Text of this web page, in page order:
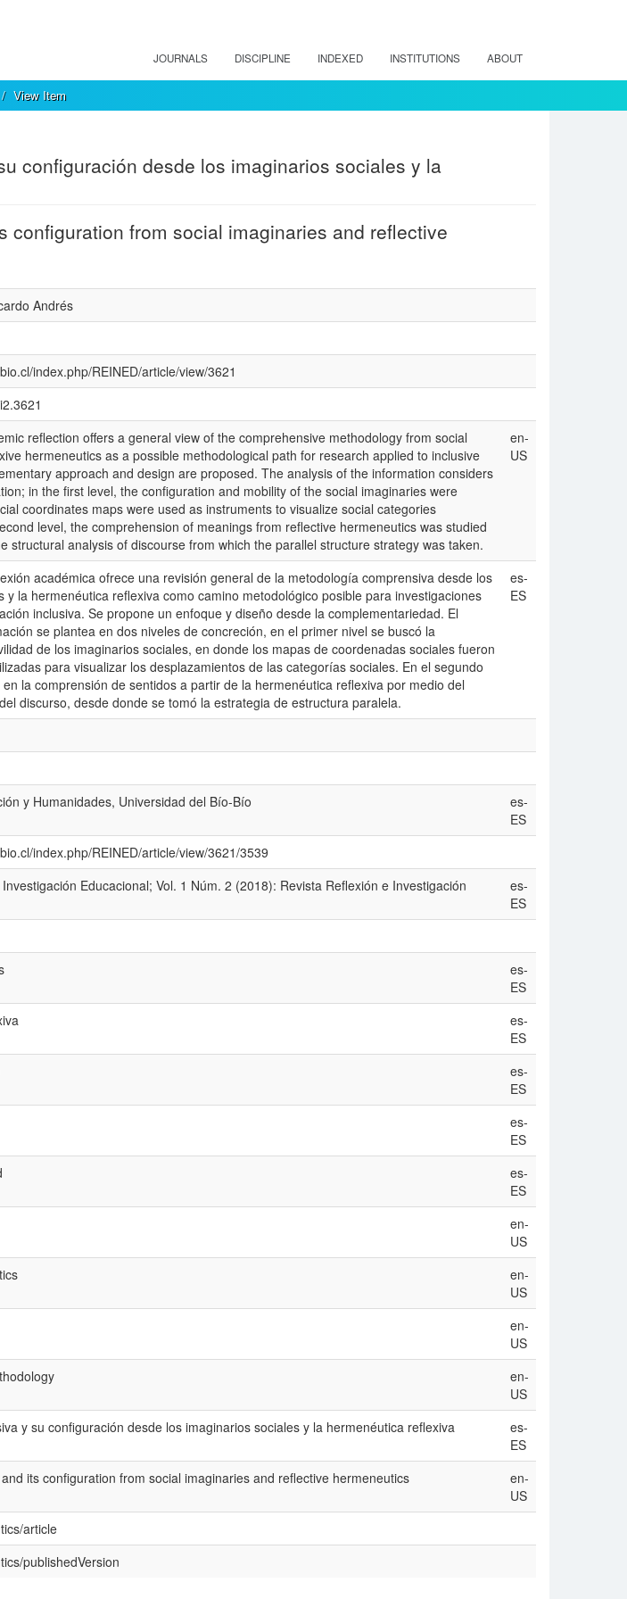
JOURNALS DISCIPLINE INDEXED INSTITUTIONS ABOUT
View Item
configuración desde los imaginarios sociales y la
configuration from social imaginaries and reflective
Andrés
index.php/REINED/article/view/3621
reflection offers a general view of the comprehensive methodology from social
hermeneutics as a possible methodological path for research applied to inclusive
approach and design are proposed. The analysis of the information considers
in the first level, the configuration and mobility of the social imaginaries were
coordinates maps were used as instruments to visualize social categories
level, the comprehension of meanings from reflective hermeneutics was studied
structural analysis of discourse from which the parallel structure strategy was taken.
en-
US
académica ofrece una revisión general de la metodología comprensiva desde los
y la hermenéutica reflexiva como camino metodológico posible para investigaciones
inclusiva. Se propone un enfoque y diseño desde la complementariedad. El
se plantea en dos niveles de concreción, en el primer nivel se buscó la
de los imaginarios sociales, en donde los mapas de coordenadas sociales fueron
para visualizar los desplazamientos de las categorías sociales. En el segundo
la comprensión de sentidos a partir de la hermenéutica reflexiva por medio del
discurso, desde donde se tomó la estrategia de estructura paralela.
es-
ES
y Humanidades, Universidad del Bío-Bío
es-
ES
index.php/REINED/article/view/3621/3539
Educacional; Vol. 1 Núm. 2 (2018): Revista Reflexión e Investigación
es-
ES
es-
ES
es-
ES
es-
ES
es-
ES
es-
ES
en-
US
en-
US
en-
US
en-
US
y su configuración desde los imaginarios sociales y la hermenéutica reflexiva
es-
ES
its configuration from social imaginaries and reflective hermeneutics
en-
US
article
publishedVersion